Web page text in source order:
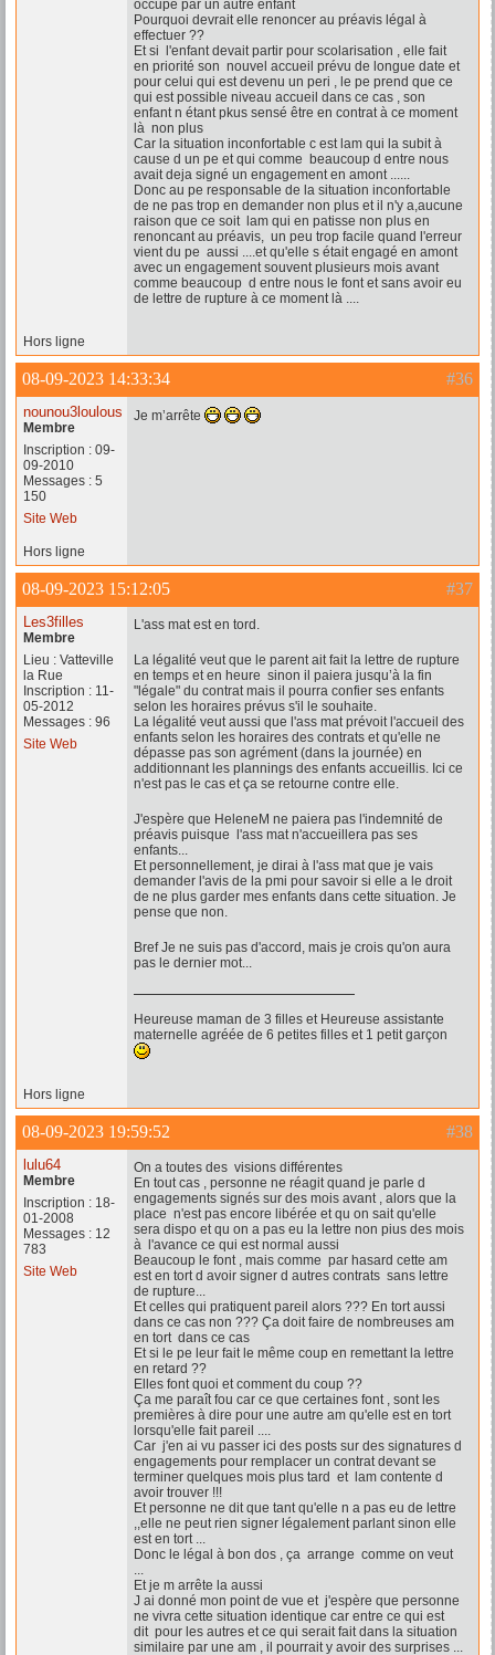
occupé par un autre enfant
Pourquoi devrait elle renoncer au préavis légal à
effectuer ??
Et si l'enfant devait partir pour scolarisation , elle fait
en priorité son nouvel accueil prévu de longue date et
pour celui qui est devenu un peri , le pe prend que ce
qui est possible niveau accueil dans ce cas , son
enfant n étant pkus sensé être en contrat à ce moment
là non plus
Car la situation inconfortable c est lam qui la subit à
cause d un pe et qui comme beaucoup d entre nous
avait deja signé un engagement en amont ......
Donc au pe responsable de la situation inconfortable
de ne pas trop en demander non plus et il n'y a,aucune
raison que ce soit lam qui en patisse non plus en
renoncant au préavis, un peu trop facile quand l'erreur
vient du pe aussi ....et qu'elle s était engagé en amont
avec un engagement souvent plusieurs mois avant
comme beaucoup d entre nous le font et sans avoir eu
de lettre de rupture à ce moment là ....
Hors ligne
#36
08-09-2023 14:33:34
nounou3loulous
Membre
Inscription : 09-
09-2010
Messages : 5
150
Site Web
Je m’arrête
Hors ligne
#37
08-09-2023 15:12:05
Les3filles
Membre
Lieu : Vatteville
la Rue
Inscription : 11-
05-2012
Messages : 96
Site Web
L'ass mat est en tord.
La légalité veut que le parent ait fait la lettre de rupture
en temps et en heure sinon il paiera jusqu’à la fin
"légale" du contrat mais il pourra confier ses enfants
selon les horaires prévus s'il le souhaite.
La légalité veut aussi que l'ass mat prévoit l'accueil des
enfants selon les horaires des contrats et qu'elle ne
dépasse pas son agrément (dans la journée) en
additionnant les plannings des enfants accueillis. Ici ce
n'est pas le cas et ça se retourne contre elle.
J'espère que HeleneM ne paiera pas l'indemnité de
préavis puisque l'ass mat n'accueillera pas ses
enfants...
Et personnellement, je dirai à l'ass mat que je vais
demander l'avis de la pmi pour savoir si elle a le droit
de ne plus garder mes enfants dans cette situation. Je
pense que non.
Bref Je ne suis pas d'accord, mais je crois qu'on aura
pas le dernier mot...
Heureuse maman de 3 filles et Heureuse assistante
maternelle agréée de 6 petites filles et 1 petit garçon
Hors ligne
#38
08-09-2023 19:59:52
lulu64
Membre
Inscription : 18-
01-2008
Messages : 12
783
Site Web
On a toutes des visions différentes
En tout cas , personne ne réagit quand je parle d
engagements signés sur des mois avant , alors que la
place n'est pas encore libérée et qu on sait qu'elle
sera dispo et qu on a pas eu la lettre non pius des mois
à l'avance ce qui est normal aussi
Beaucoup le font , mais comme par hasard cette am
est en tort d avoir signer d autres contrats sans lettre
de rupture...
Et celles qui pratiquent pareil alors ??? En tort aussi
dans ce cas non ??? Ça doit faire de nombreuses am
en tort dans ce cas
Et si le pe leur fait le même coup en remettant la lettre
en retard ??
Elles font quoi et comment du coup ??
Ça me paraît fou car ce que certaines font , sont les
premières à dire pour une autre am qu'elle est en tort
lorsqu'elle fait pareil ....
Car j'en ai vu passer ici des posts sur des signatures d
engagements pour remplacer un contrat devant se
terminer quelques mois plus tard et lam contente d
avoir trouver !!!
Et personne ne dit que tant qu'elle n a pas eu de lettre
,,elle ne peut rien signer légalement parlant sinon elle
est en tort ...
Donc le légal à bon dos , ça arrange comme on veut
...
Et je m arrête la aussi
J ai donné mon point de vue et j'espère que personne
ne vivra cette situation identique car entre ce qui est
dit pour les autres et ce qui serait fait dans la situation
similaire par une am , il pourrait y avoir des surprises ...